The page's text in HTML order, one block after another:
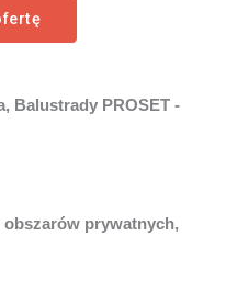
Balustrady PROSET -
prywatnych,